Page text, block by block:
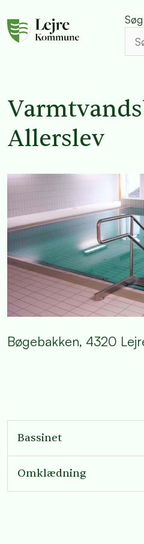
Søg
Allerslev
Bøgebakken, 4320
Bassinet
Omklædning